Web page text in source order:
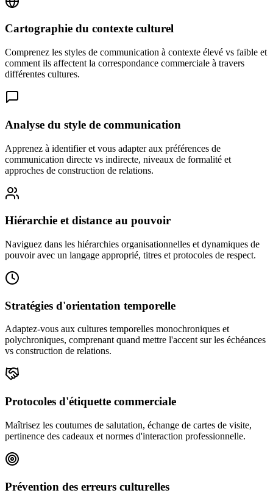
Cartographie du contexte culturel
Comprenez les styles de communication à contexte élevé vs faible et
comment ils affectent la correspondance commerciale à travers
différentes cultures.
Analyse du style de communication
Apprenez à identifier et vous adapter aux préférences de
communication directe vs indirecte, niveaux de formalité et
approches de construction de relations.
Hiérarchie et distance au pouvoir
Naviguez dans les hiérarchies organisationnelles et dynamiques de
pouvoir avec un langage approprié, titres et protocoles de respect.
Stratégies d'orientation temporelle
Adaptez-vous aux cultures temporelles monochroniques et
polychroniques, comprenant quand mettre l'accent sur les échéances
vs construction de relations.
Protocoles d'étiquette commerciale
Maîtrisez les coutumes de salutation, échange de cartes de visite,
pertinence des cadeaux et normes d'interaction professionnelle.
Prévention des erreurs culturelles